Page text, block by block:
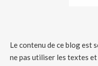
Le contenu de ce blog est
ne pas utiliser les textes